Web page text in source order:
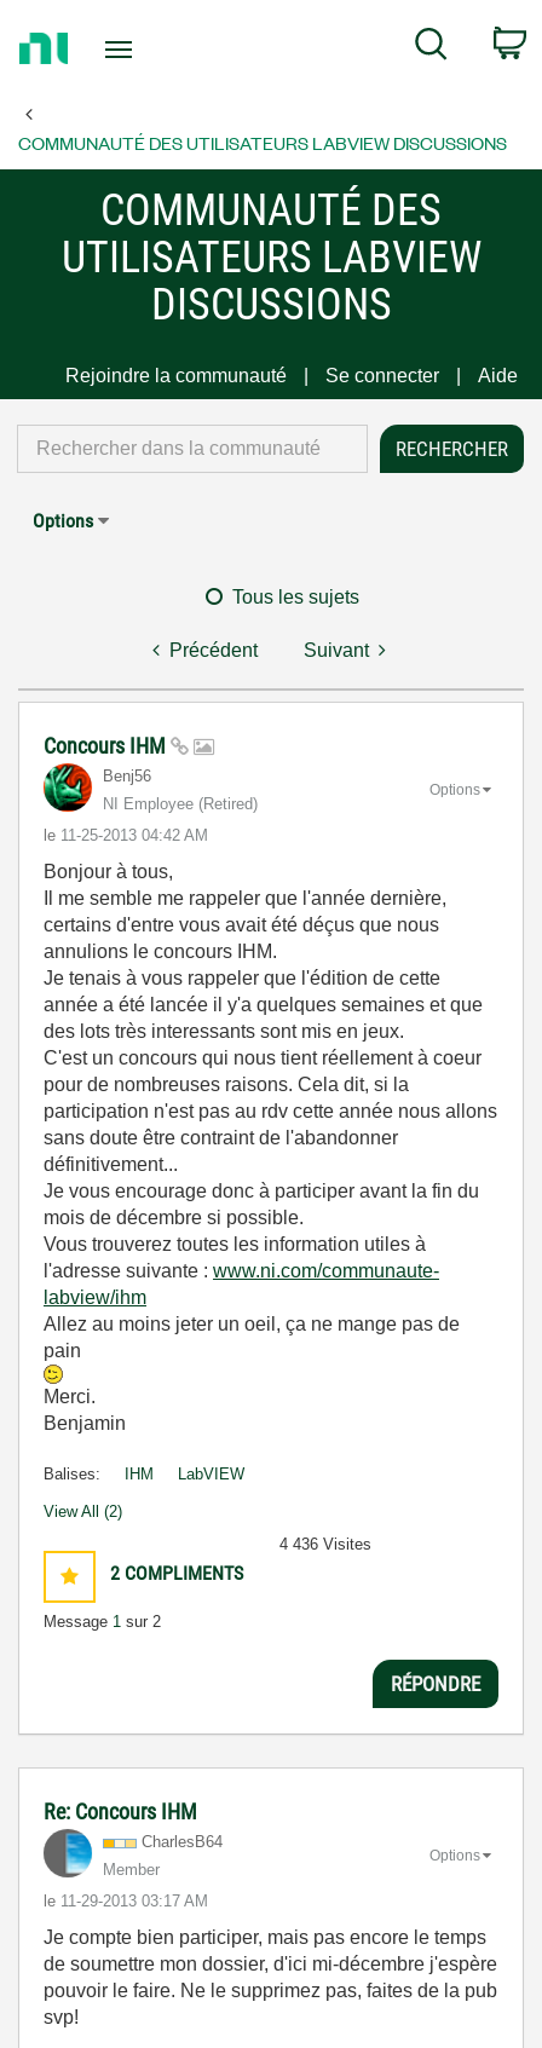
Page
Search
COMMUNAUTÉ DES UTILISATEURS LABVIEW DISCUSSIONS
COMMUNAUTÉ DES
UTILISATEURS LABVIEW
DISCUSSIONS
Rejoindre la communauté Se connecter Aide
Options
Tous les sujets
Précédent Suivant
Concours IHM
Benj56
NI Employee (retired)
le ‎11-25-2013 04:42 AM
Options
Bonjour à tous,
Il me semble me rappeler que l'année dernière,
certains d'entre vous avait été déçus que nous
annulions le concours IHM.
Je tenais à vous rappeler que l'édition de cette
année a été lancée il y'a quelques semaines et que
des lots très interessants sont mis en jeux.
C'est un concours qui nous tient réellement à coeur
pour de nombreuses raisons. Cela dit, si la
participation n'est pas au rdv cette année nous allons
sans doute être contraint de l'abandonner
définitivement...
Je vous encourage donc à participer avant la fin du
mois de décembre si possible.
Vous trouverez toutes les information utiles à
l'adresse suivante : www.ni.com/communaute-
labview/ihm
Allez au moins jeter un oeil, ça ne mange pas de
pain
Merci.
Benjamin
Balises: IHM LabVIEW
View All (2)
2 COMPLIMENTS
Message 1 sur 2
4 436 Visites
RÉPONDRE
Re: Concours IHM
CharlesB64
Member
le ‎11-29-2013 03:17 AM
Options
Je compte bien participer, mais pas encore le temps
de soumettre mon dossier, d'ici mi-décembre j'espère
pouvoir le faire. Ne le supprimez pas, faites de la pub
svp!